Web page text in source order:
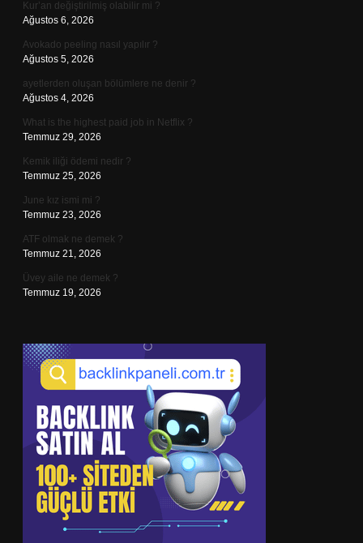
Kur’an değiştirilmiş olabilir mi ?
Ağustos 6, 2026
Avokado peeling nasıl yapılır ?
Ağustos 5, 2026
ayetlerden oluşan bölümlere ne denir ?
Ağustos 4, 2026
What is the highest paid job in Netflix ?
Temmuz 29, 2026
Kemik iliği ödemi nedir ?
Temmuz 25, 2026
June kız ismi mi ?
Temmuz 23, 2026
ATF olmak ne demek ?
Temmuz 21, 2026
Üvey aile ne demek ?
Temmuz 19, 2026